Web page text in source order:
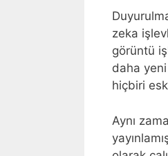
zeka
görüntü
daha
hiçbiri
Aynı